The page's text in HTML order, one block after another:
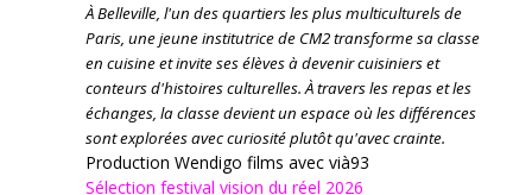
À Belleville, l'un des quartiers les plus multiculturels de
Paris, une jeune institutrice de CM2 transforme sa classe
en cuisine et invite ses élèves à devenir cuisiniers et
conteurs d'histoires culturelles. À travers les repas et les
échanges, la classe devient un espace où les différences
sont explorées avec curiosité plutôt qu'avec crainte.
Production Wendigo films avec vià93
Sélection festival vision du réel 2026